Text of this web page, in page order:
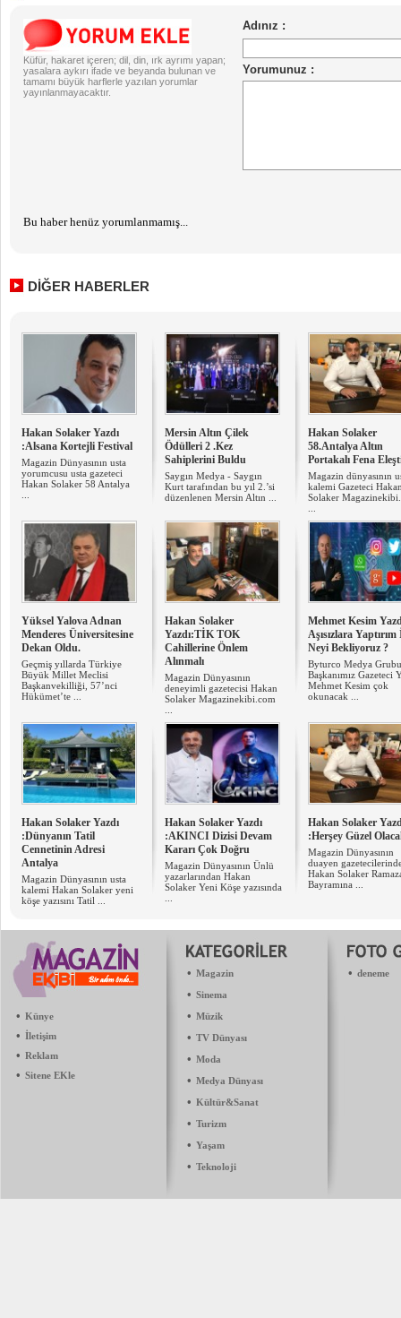
Küfür, hakaret içeren; dil, din, ırk ayrımı yapan;
yasalara aykırı ifade ve beyanda bulunan ve
tamamı büyük harflerle yazılan yorumlar
yayınlanmayacaktır.
Bu haber henüz yorumlanmamış...
DİĞER HABERLER
Hakan Solaker Yazdı
:Alsana Kortejli Festival
Magazin Dünyasının usta
yorumcusu usta gazeteci
Hakan Solaker 58 Antalya
Mersin Altın Çilek
Ödülleri 2 .Kez
Sahiplerini Buldu
Saygın Medya - Saygın
Kurt tarafından bu yıl 2.’si
düzenlenen Mersin Altın ...
Hakan Solaker
58.Antalya Altın
Portakalı Fena
Magazin dünyasının
kalemi Gazeteci
Solaker
Yüksel Yalova Adnan
Menderes Üniversitesine
Dekan Oldu.
Geçmiş yıllarda Türkiye
Büyük Millet Meclisi
Başkanvekilliği, 57’nci
Hükümet’te ...
Hakan Solaker
Yazdı:TİK TOK
Cahillerine Önlem
Alınmalı
Magazin Dünyasının
deneyimli gazetecisi Hakan
Solaker Magazinekibi.com
Mehmet Kesim
Aşısızlara
Neyi Bekliyoruz ?
Byturco Medya Grubu
Başkanımız Gazeteci
Mehmet Kesim çok
okunacak ...
Hakan Solaker Yazdı
:Dünyanın Tatil
Cennetinin Adresi
Antalya
Magazin Dünyasının usta
kalemi Hakan Solaker yeni
köşe yazısını Tatil ...
Hakan Solaker Yazdı
:AKINCI Dizisi Devam
Kararı Çok Doğru
Magazin Dünyasının Ünlü
yazarlarından Hakan
Solaker Yeni Köşe yazısında
Hakan Solaker
:Herşey Güzel
Magazin Dünyasının
duayen
Hakan Solaker
Bayramına ...
• Künye
• İletişim
• Reklam
• Sitene EKle
• Magazin
• Sinema
• Müzik
• TV Dünyası
• Moda
• Medya Dünyası
• Kültür&Sanat
• Turizm
• Yaşam
• Teknoloji
• deneme